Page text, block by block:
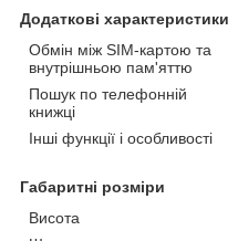
Додаткові характеристики
Обмін між SIM-картою та
внутрішньою пам'яттю
Пошук по телефонній
книжці
Інші функції і особливості
Габаритні розміри
Висота